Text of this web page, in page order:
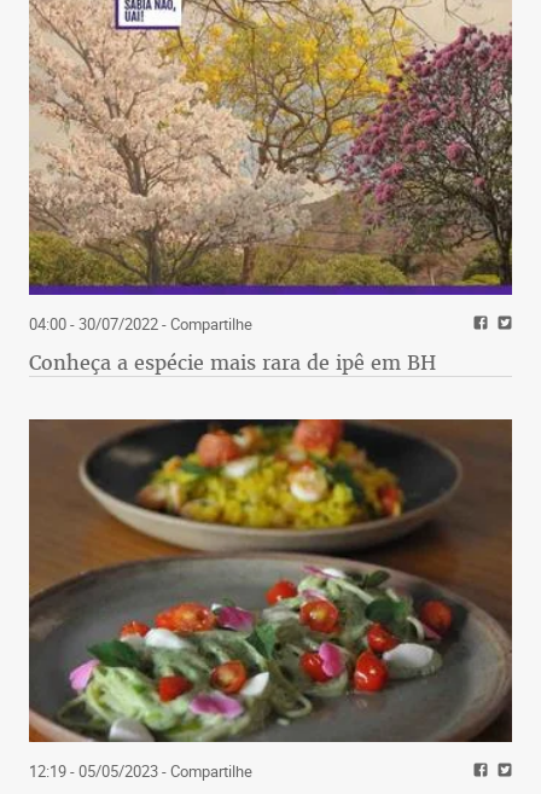
04:00 - 30/07/2022- Compartilhe
Conheça a espécie mais rara de ipê em BH
12:19 - 05/05/2023- Compartilhe